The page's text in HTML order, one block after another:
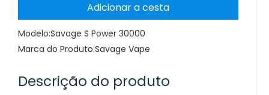
Adicionar a cesta
Modelo:Savage S Power 30000
Marca do Produto:Savage Vape
Descrição do produto